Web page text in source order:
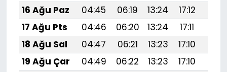
16 Ağu Paz
04:45 06:19 13:24 17:12
17 Ağu Pts
04:46 06:20 13:24 17:11
18 Ağu Sal
04:47 06:21 13:23 17:10
19 Ağu Çar
04:49 06:22 13:23 17:10